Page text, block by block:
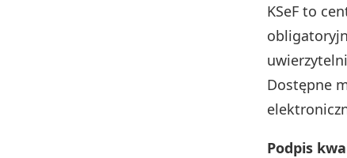
KSeF to
Dostępne
Podpis